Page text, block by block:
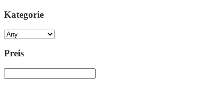
Kategorie
Preis